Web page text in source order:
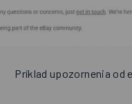
Príklad upozornenia od